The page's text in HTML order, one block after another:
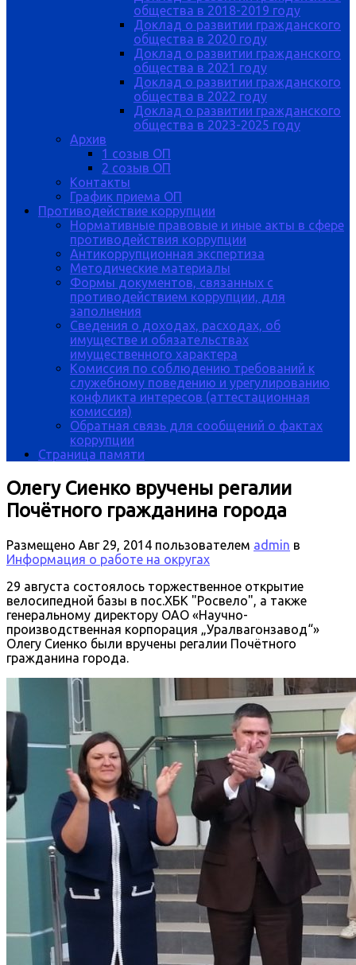
общества в 2018-2019 году
Доклад о развитии гражданского
общества в 2020 году
Доклад о развитии гражданского
общества в 2021 году
Доклад о развитии гражданского
общества в 2022 году
Доклад о развитии гражданского
общества в 2023-2025 году
Архив
1 созыв ОП
2 созыв ОП
Контакты
График приема ОП
Противодействие коррупции
Нормативные правовые и иные акты в сфере
противодействия коррупции
Антикоррупционная экспертиза
Методические материалы
Формы документов, связанных с
противодействием коррупции, для
заполнения
Сведения о доходах, расходах, об
имуществе и обязательствах
имущественного характера
Комиссия по соблюдению требований к
служебному поведению и урегулированию
конфликта интересов (аттестационная
комиссия)
Обратная связь для сообщений о фактах
коррупции
Страница памяти
Олегу Сиенко вручены регалии
Почётного гражданина города
Размещено Авг 29, 2014 пользователем admin в
Информация о работе на округах
29 августа состоялось торжественное открытие
велосипедной базы в пос.ХБК "Росвело", а также
генеральному директору ОАО «Научно-
производственная корпорация „Уралвагонзавод“»
Олегу Сиенко были вручены регалии Почётного
гражданина города.